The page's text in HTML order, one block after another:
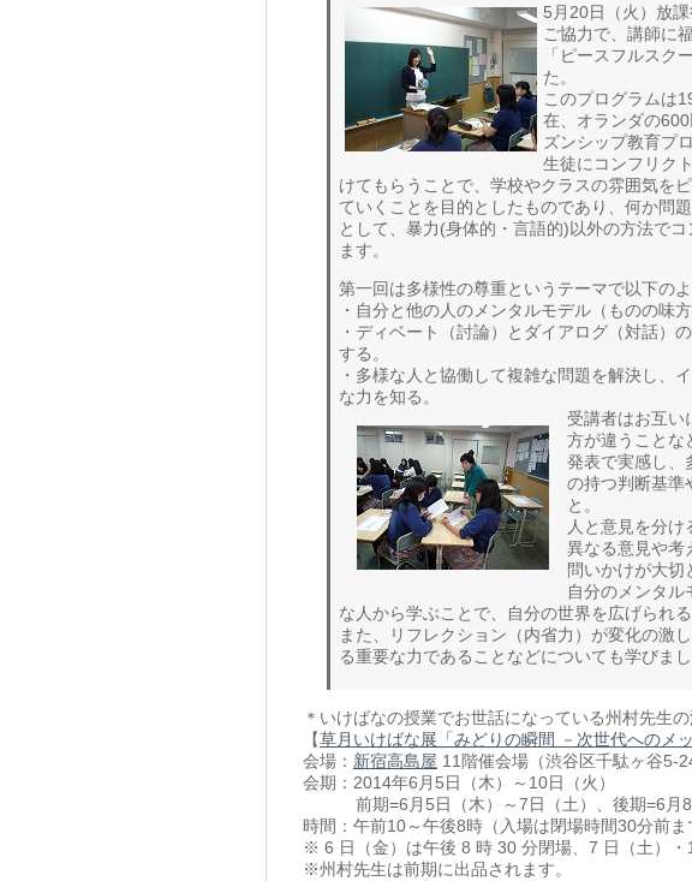
5月20日（火）放
ご協力で、講師に
「ピースフルスク
た。
このプログラムは
在、オランダの
ズンシップ教育プ
生徒にコンフリク
けてもらうことで、学校やクラスの雰囲気を
ていくことを目的としたものであり、何か問
として、暴力(身体的・言語的)以外の方法で
ます。
第一回は多様性の尊重というテーマで以下の
・自分と他の人のメンタルモデル（ものの味
・ディベート（討論）とダイアログ（対話）
する。
・多様な人と協働して複雑な問題を解決し、
な力を知る。
受講者はお互い
方が違うことな
発表で実感し、
の持つ判断基準
と。
人と意見を分け
異なる意見や考
問いかけが大切
自分のメンタル
な人から学ぶことで、自分の世界を広げられ
また、リフレクション（内省力）が変化の激
る重要な力であることなどについても学びまし
＊いけばなの授業でお世話になっている州村先生
【草月いけばな展「みどりの瞬間 －次世代へのメッ
会場： 新宿高島屋 11階催会場（渋谷区千駄ヶ谷5-
会期：2014年6月5日（木）～10日（火）
前期=6月5日（木）～7日（土）、後期=6月8
時間：午前10～午後8時（入場は閉場時間30分前ま
※ 6 日（金）は午後 8 時 30 分閉場、7 日（土）
※州村先生は前期に出品されます。